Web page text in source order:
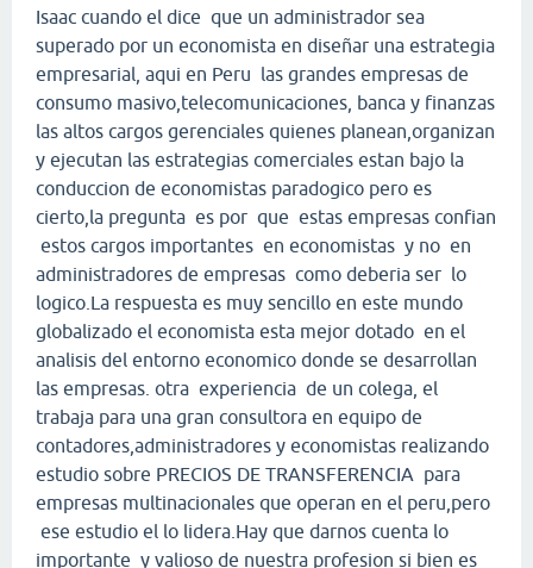
Isaac cuando el dice que un administrador sea
superado por un economista en diseñar una estrategia
empresarial, aqui en Peru las grandes empresas de
consumo masivo,telecomunicaciones, banca y finanzas
las altos cargos gerenciales quienes planean,organizan
y ejecutan las estrategias comerciales estan bajo la
conduccion de economistas paradogico pero es
cierto,la pregunta es por que estas empresas confian
estos cargos importantes en economistas y no en
administradores de empresas como deberia ser lo
logico.La respuesta es muy sencillo en este mundo
globalizado el economista esta mejor dotado en el
analisis del entorno economico donde se desarrollan
las empresas. otra experiencia de un colega, el
trabaja para una gran consultora en equipo de
contadores,administradores y economistas realizando
estudio sobre PRECIOS DE TRANSFERENCIA para
empresas multinacionales que operan en el peru,pero
ese estudio el lo lidera.Hay que darnos cuenta lo
importante y valioso de nuestra profesion si bien es